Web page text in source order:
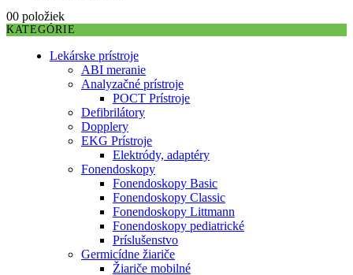
00 položiek
KATEGÓRIE
Lekárske prístroje
ABI meranie
Analyzačné prístroje
POCT Prístroje
Defibrilátory
Dopplery
EKG Prístroje
Elektródy, adaptéry
Fonendoskopy
Fonendoskopy Basic
Fonendoskopy Classic
Fonendoskopy Littmann
Fonendoskopy pediatrické
Príslušenstvo
Germicídne žiariče
Žiariče mobilné